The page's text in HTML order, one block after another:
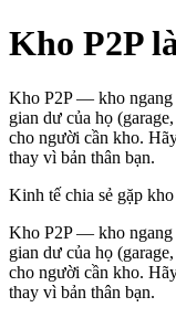
Kho P2P
Kho P2P — kho ngang
gian dư của họ
cho người cần kho.
thay vì bản thân bạn.
Kinh tế chia sẻ gặp
Kho P2P — kho ngang
gian dư của họ
cho người cần kho.
thay vì bản thân bạn.